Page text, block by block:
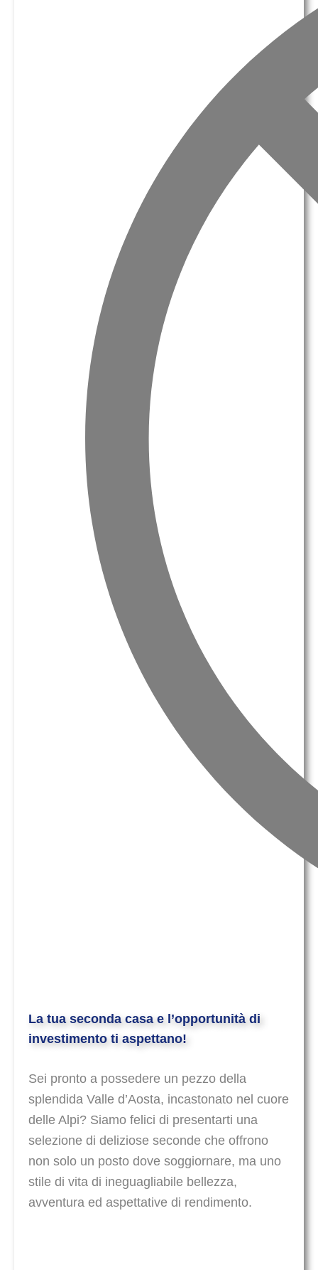
La tua seconda casa e l’opportunità di
investimento ti aspettano!
Sei pronto a possedere un pezzo della
splendida Valle d’Aosta, incastonato nel cuore
delle Alpi? Siamo felici di presentarti una
selezione di deliziose seconde che offrono
non solo un posto dove soggiornare, ma uno
stile di vita di ineguagliabile bellezza,
avventura ed aspettative di rendimento.